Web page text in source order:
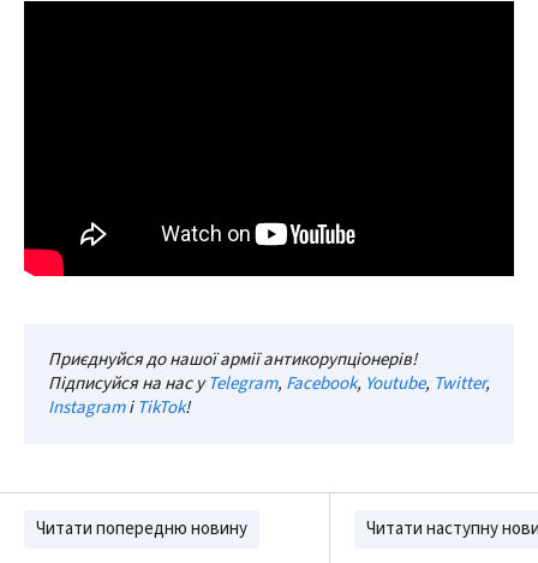
Приєднуйся до нашої армії антикорупціонерів!
Підписуйся на нас уTelegram, Facebook, Youtube, Twitter,
InstagramіTikTok!
Читати попередню новину Читати наступну